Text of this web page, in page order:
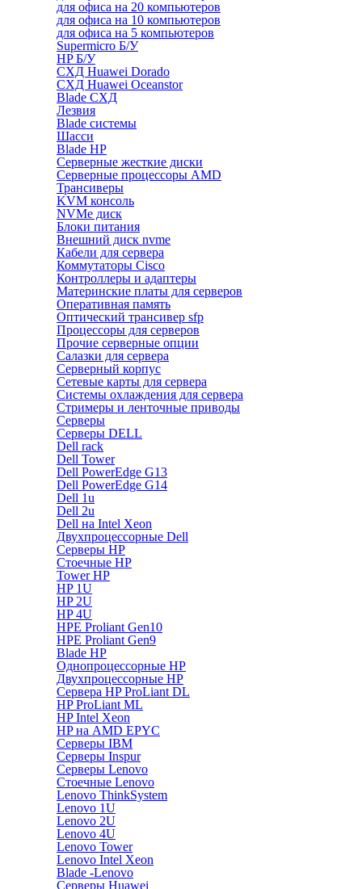
для офиса на 20 компьютеров
для офиса на 10 компьютеров
для офиса на 5 компьютеров
Supermicro Б/У
HP Б/У
СХД Huawei Dorado
СХД Huawei Oceanstor
Blade СХД
Лезвия
Blade системы
Шасси
Blade HP
Серверные жесткие диски
Серверные процессоры AMD
Трансиверы
KVM консоль
NVMe диск
Блоки питания
Внешний диск nvme
Кабели для сервера
Коммутаторы Cisco
Контроллеры и адаптеры
Материнские платы для серверов
Оперативная память
Оптический трансивер sfp
Процессоры для серверов
Прочие серверные опции
Салазки для сервера
Серверный корпус
Сетевые карты для сервера
Системы охлаждения для сервера
Стримеры и ленточные приводы
Серверы
Серверы DELL
Dell rack
Dell Tower
Dell PowerEdge G13
Dell PowerEdge G14
Dell 1u
Dell 2u
Dell на Intel Xeon
Двухпроцессорные Dell
Серверы HP
Стоечные HP
Tower HP
HP 1U
HP 2U
HP 4U
HPE Proliant Gen10
HPE Proliant Gen9
Blade HP
Однопроцессорные HP
Двухпроцессорные HP
Сервера HP ProLiant DL
HP ProLiant ML
HP Intel Xeon
HP на AMD EPYC
Серверы IBM
Серверы Inspur
Серверы Lenovo
Стоечные Lenovo
Lenovo ThinkSystem
Lenovo 1U
Lenovo 2U
Lenovo 4U
Lenovo Tower
Lenovo Intel Xeon
Blade -Lenovo
Серверы Huawei